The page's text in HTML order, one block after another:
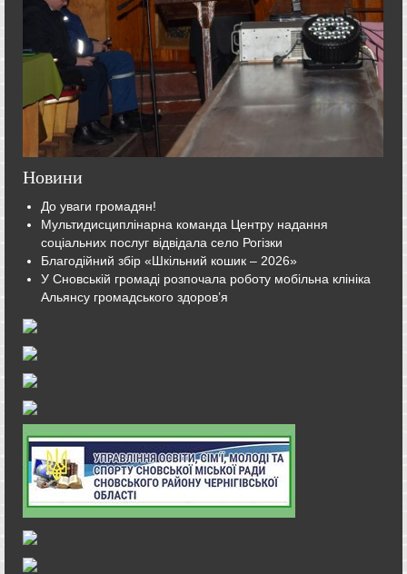
Новини
До уваги громадян!
Мультидисциплінарна команда Центру надання
соціальних послуг відвідала село Рогізки
Благодійний збір «Шкільний кошик – 2026»
У Сновській громаді розпочала роботу мобільна клініка
Альянсу громадського здоров’я